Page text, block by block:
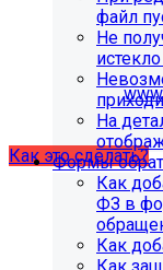
Из-за
некорректно
Убедитесь, что в
указан адрес:
Затем запустите
обновлений».
Как это сделать?
файл
Не
На
Формы
Как
ФЗ в
Как